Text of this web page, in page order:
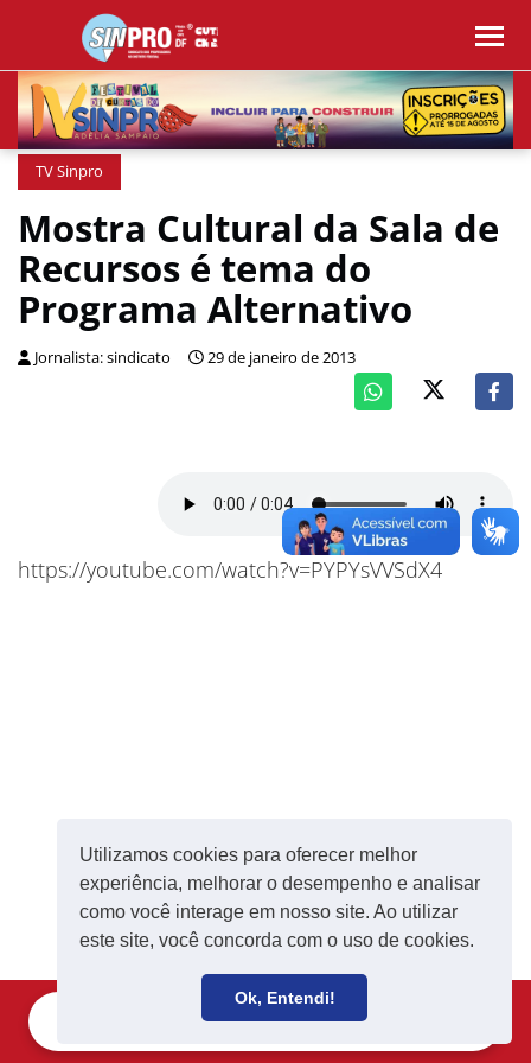
Utilizamos cookies para oferecer melhor
experiência, melhorar o desempenho e analisar
como você interage em nosso site. Ao utilizar
este site, você concorda com o uso de cookies.
Ok, Entendi!
TV Sinpro
Mostra Cultural da Sala de
Recursos é tema do
Programa Alternativo
Jornalista: sindicato 29 de janeiro de 2013
https://youtube.com/watch?v=PYPYsVVSdX4
Receba notícias